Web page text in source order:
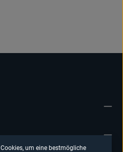
um eine bestmögliche